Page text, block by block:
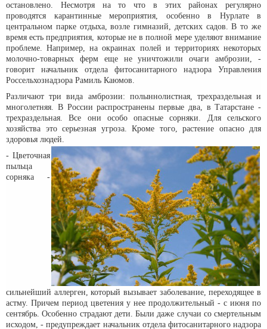
остановлено. Несмотря на то что в этих районах регулярно
проводятся карантинные мероприятия, особенно в Нурлате в
центральном парке отдыха, возле гимназий, детских садов. В то же
время есть предприятия, которые не в полной мере уделяют внимание
проблеме. Например, на окраинах полей и территориях некоторых
молочно-товарных ферм еще не уничтожили очаги амброзии, -
говорит начальник отдела фитосанитарного надзора Управления
Россельхознадзора Рамиль Каюмов.
Различают три вида амброзии: полыннолистная, трехраздельная и
многолетняя. В России распространены первые два, в Татарстане -
трехраздельная. Все они особо опасные сорняки. Для сельского
хозяйства это серьезная угроза. Кроме того, растение опасно для
здоровья людей.
- Цветочная
пыльца
сорняка -
сильнейший аллерген, который вызывает заболевание, переходящее в
астму. Причем период цветения у нее продолжительный - с июня по
сентябрь. Особенно страдают дети. Были даже случаи со смертельным
исходом, - предупреждает начальник отдела фитосанитарного надзора